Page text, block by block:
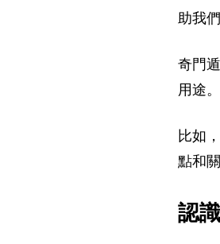
助我
奇門
用途。
比如
點和
認